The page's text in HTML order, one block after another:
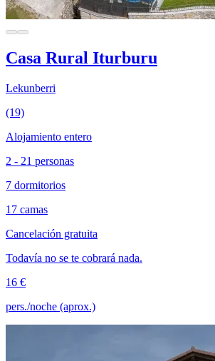
Casa Rural Iturburu
Lekunberri
(19)
Alojamiento entero
2 - 21 personas
7 dormitorios
17 camas
Cancelación gratuita
Todavía no se te cobrará nada.
16 €
pers./noche (aprox.)